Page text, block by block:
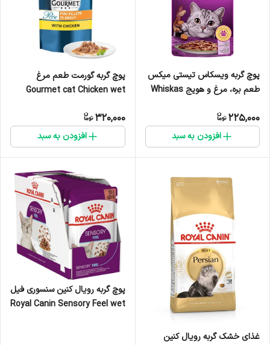
پوچ گربه ویسکاس تیستی میکس
طعم بره، مرغ و هویج Whiskas
Carrot Flavor وزن 85 گرم
225,000
افزودن به سبد
پوچ گربه گورمت طعم مرغ
Gourmet cat Chicken wet
320,000
افزودن به سبد
غذای خشک گربه رویال کنین
پوچ گربه رویال کنین سنسوری فیل
Royal Canin Sensory Feel wet